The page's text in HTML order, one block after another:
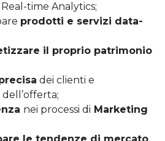
time Analytics;
prodotti e servizi data-
il proprio patrimonio
dei clienti e
nei processi di Marketing